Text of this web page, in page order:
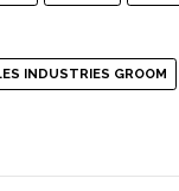
INDUSTRIES GROOM